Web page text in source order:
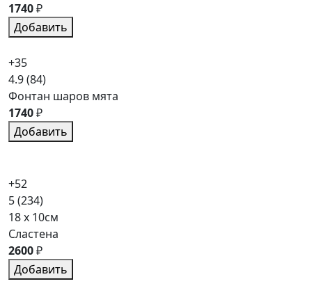
1740₽
Добавить
+35
4.9(84)
Фонтан шаров мята
1740₽
Добавить
+52
5(234)
18 x 10см
Сластена
2600₽
Добавить